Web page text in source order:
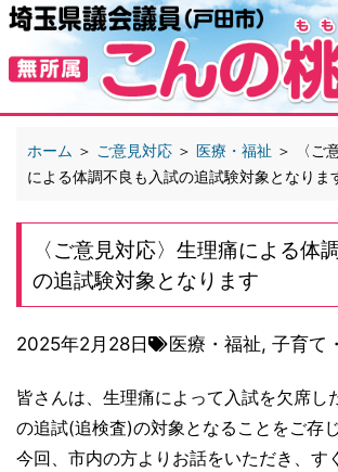
ホーム ＞ ご意見対応 ＞ 医療・福祉 ＞
〈ご
による体調不良も入試の追試験対象となりま
〈ご意見対応〉生理痛による体
の追試験対象となります
2025年2月28日 医療・福祉, 子育て
皆さんは、生理痛によって入試を欠席し
の追試(追検査)の対象となることをご存
今回、市内の方よりお話をいただき、す